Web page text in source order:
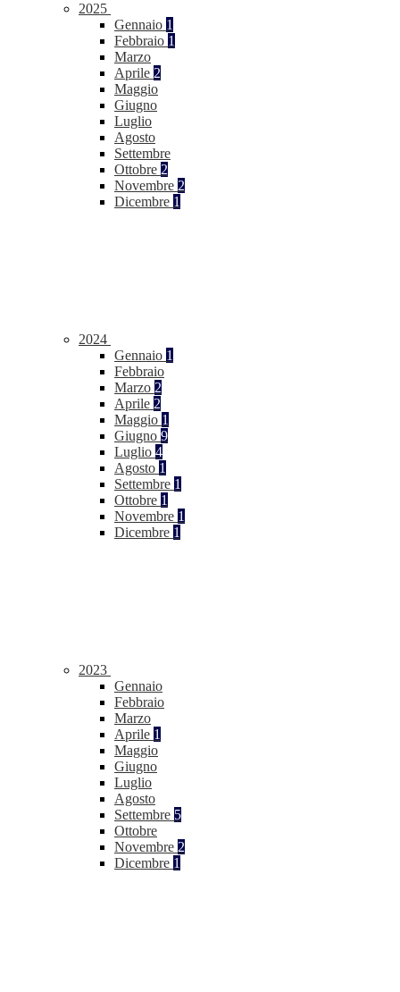
2025
Gennaio 1
Febbraio 1
Marzo
Aprile 2
Maggio
Giugno
Luglio
Agosto
Settembre
Ottobre 2
Novembre 2
Dicembre 1
2024
Gennaio 1
Febbraio
Marzo 2
Aprile 2
Maggio 1
Giugno 9
Luglio 4
Agosto 1
Settembre 1
Ottobre 1
Novembre 1
Dicembre 1
2023
Gennaio
Febbraio
Marzo
Aprile 1
Maggio
Giugno
Luglio
Agosto
Settembre 5
Ottobre
Novembre 2
Dicembre 1